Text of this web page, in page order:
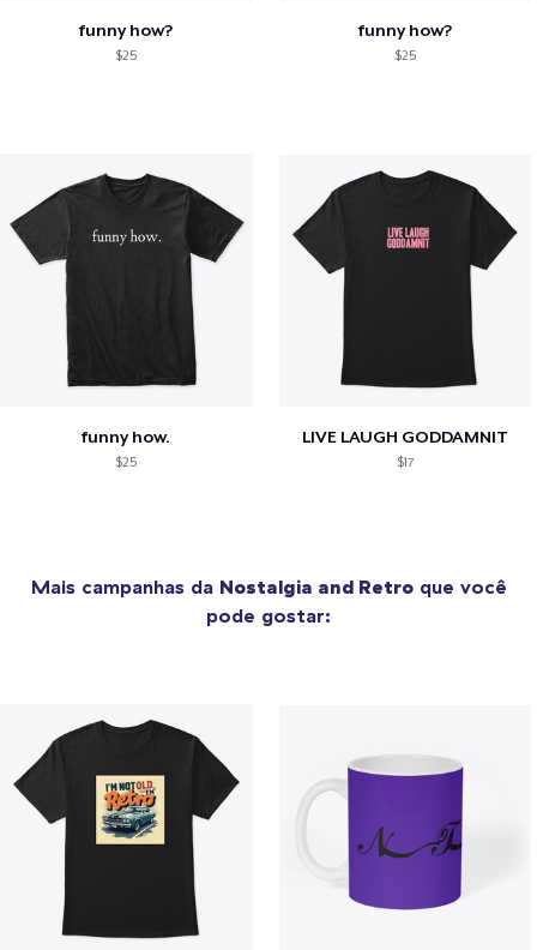
funny how?
$25
funny how?
$25
funny how.
$25
LIVE LAUGH GODDAMNIT
$17
Mais campanhas da Nostalgia and Retroque você
pode gostar: